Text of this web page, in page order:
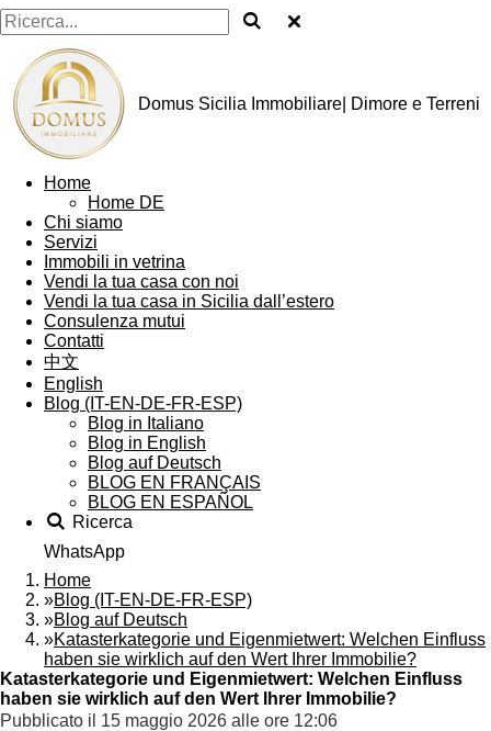
Domus Sicilia Immobiliare| Dimore e Terreni
Home
Home DE
Chi siamo
Servizi
Immobili in vetrina
Vendi la tua casa con noi
Vendi la tua casa in Sicilia dall’estero
Consulenza mutui
Contatti
中文
English
Blog (IT-EN-DE-FR-ESP)
Blog in Italiano
Blog in English
Blog auf Deutsch
BLOG EN FRANÇAIS
BLOG EN ESPAÑOL
Ricerca
WhatsApp
Home
»Blog (IT-EN-DE-FR-ESP)
»Blog auf Deutsch
»Katasterkategorie und Eigenmietwert: Welchen Einfluss
haben sie wirklich auf den Wert Ihrer Immobilie?
Katasterkategorie und Eigenmietwert: Welchen Einfluss
haben sie wirklich auf den Wert Ihrer Immobilie?
Pubblicato il 15 maggio 2026 alle ore 12:06